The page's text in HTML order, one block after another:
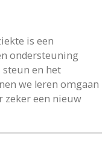
is een
ondersteuning
en het
we leren omgaan
zeker een nieuw